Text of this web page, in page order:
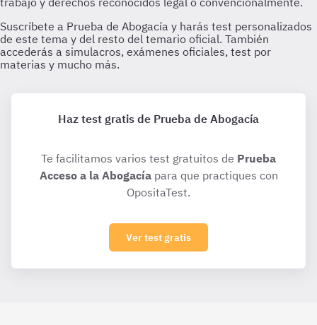
Haz test gratis de Prueba de Abogacía
Te facilitamos varios test gratuitos de Prueba
Acceso a la Abogacíapara que practiques con
OpositaTest.
Ver test gratis